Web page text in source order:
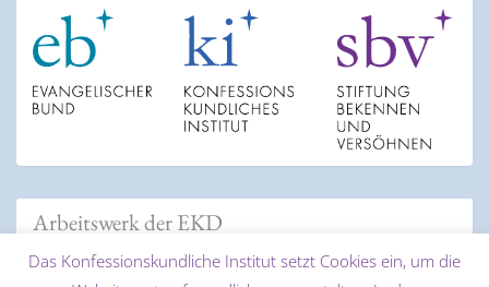
Arbeitswerk der EKD
Das Konfessionskundliche Institut setzt Cookies ein, um die